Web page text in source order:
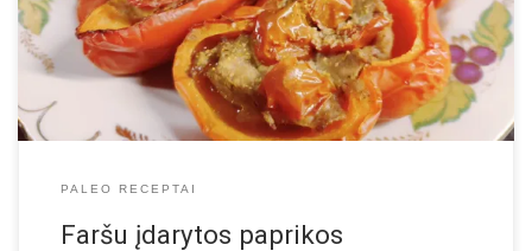
1.Dubenyje išmaišykite faršą su pipirais, druska, česnaku, aitrios
paprikos prieskoniais. 2. Pasiruoškite paprikas: perpjaukite
paprikas pusiau skersai arba išilgai (patogiau perpjauti per […]
PALEO RECEPTAI
Faršu įdarytos paprikos